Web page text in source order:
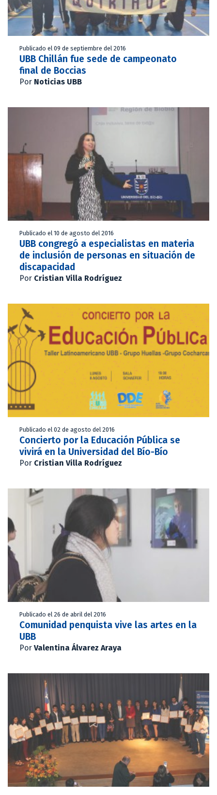
Publicado el 09 de septiembre del 2016
UBB Chillán fue sede de campeonato
final de Boccias
Por Noticias UBB
Publicado el 10 de agosto del 2016
UBB congregó a especialistas en materia
de inclusión de personas en situación de
discapacidad
Por Cristian Villa Rodríguez
Publicado el 02 de agosto del 2016
Concierto por la Educación Pública se
vivirá en la Universidad del Bío-Bío
Por Cristian Villa Rodríguez
Publicado el 26 de abril del 2016
Comunidad penquista vive las artes en la
UBB
Por Valentina Álvarez Araya